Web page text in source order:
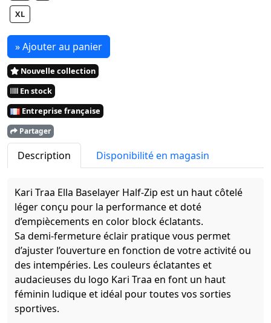
XL
» Ajouter au panier
Nouvelle collection
En stock
Entreprise française
Partager
Description Disponibilité en magasin
Kari Traa Ella Baselayer Half-Zip est un haut côtelé
léger conçu pour la performance et doté
d’empiècements en color block éclatants.
Sa demi-fermeture éclair pratique vous permet
d’ajuster l’ouverture en fonction de votre activité ou
des intempéries. Les couleurs éclatantes et
audacieuses du logo Kari Traa en font un haut
féminin ludique et idéal pour toutes vos sorties
sportives.